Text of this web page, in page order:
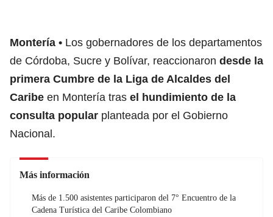
Montería
Los gobernadores de los departamentos
de Córdoba, Sucre y Bolívar, reaccionaron desde la
primera Cumbre de la Liga de Alcaldes del
Caribe en Montería tras el hundimiento de la
consulta popular planteada por el Gobierno
Nacional.
Más información
Más de 1.500 asistentes participaron del 7° Encuentro de la
Cadena Turística del Caribe Colombiano